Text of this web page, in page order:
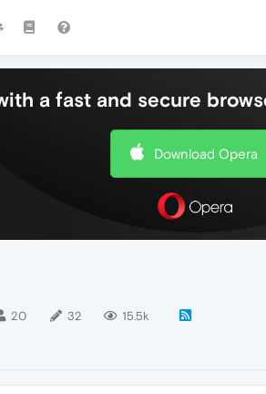
a fast and secure
Download Opera
20 32 15.5k